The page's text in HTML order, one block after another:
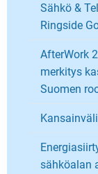
Sähkö &
Ringside
AfterWork
merkitys
Suomen
sähköalan